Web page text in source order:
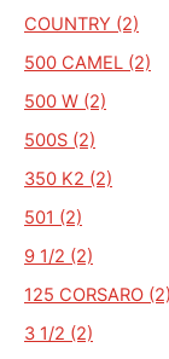
COUNTRY (2)
500 CAMEL (2)
500 W (2)
500S (2)
350 K2 (2)
501 (2)
9 1/2 (2)
125 CORSARO (2)
3 1/2 (2)